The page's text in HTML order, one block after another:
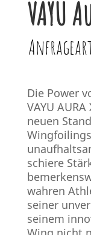
VAYU
Die Power
VAYU
neuen
schiere
wahren
seiner
seinem